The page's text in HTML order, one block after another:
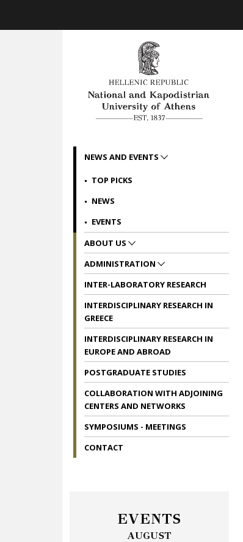
NEWS AND EVENTS
TOP PICKS
NEWS
EVENTS
ABOUT US
ADMINISTRATION
INTER-LABORATORY RESEARCH
INTERDISCIPLINARY RESEARCH IN
GREECE
INTERDISCIPLINARY RESEARCH IN
EUROPE AND ABROAD
POSTGRADUATE STUDIES
COLLABORATION WITH ADJOINING
CENTERS AND NETWORKS
SYMPOSIUMS - MEETINGS
CONTACT
EVENTS
AUGUST